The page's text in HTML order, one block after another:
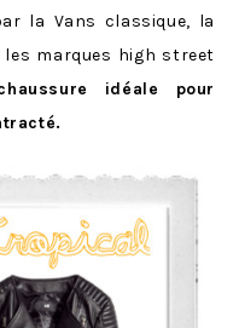
la Vans classique, la
marques high street
idéale pour